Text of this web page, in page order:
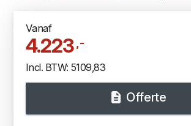
Vanaf
4.223,-
Incl. BTW: 5109,83
Offerte